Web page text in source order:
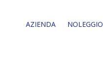
AZIENDA NOLEGGIO